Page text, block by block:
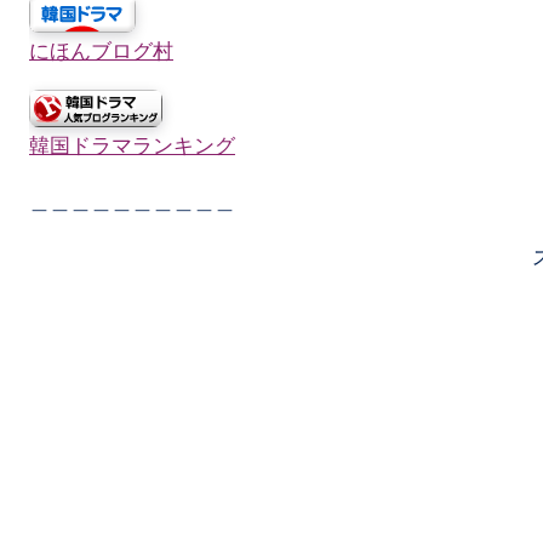
にほんブログ村
韓国ドラマランキング